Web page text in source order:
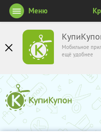
Мобильное
ещё удобнее
Меню